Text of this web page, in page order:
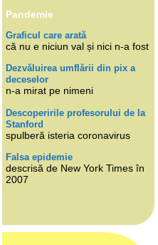
Pandemie
Graficul care arată
că nu e niciun val și nici n-a fost
Dezvăluirea umflării din pix a
deceselor
n-a mirat pe nimeni
Descoperirile profesorului de la
Stanford
spulberă isteria coronavirus
Falsa epidemie
descrisă de New York Times în
2007